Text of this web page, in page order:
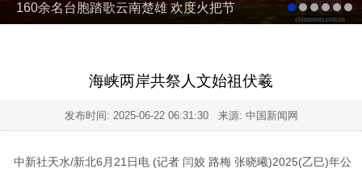
160余名台胞踏歌云南楚雄 欢度火把节
海峡两岸共祭人文始祖伏羲
发布时间: 2025-06-22 06:31:30来源: 中国新闻网
中新社天水/新北6月21日电 (记者 闫姣 路梅 张晓曦)2025(乙巳)年公